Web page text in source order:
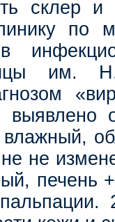
склер и
по
им.
не
печень